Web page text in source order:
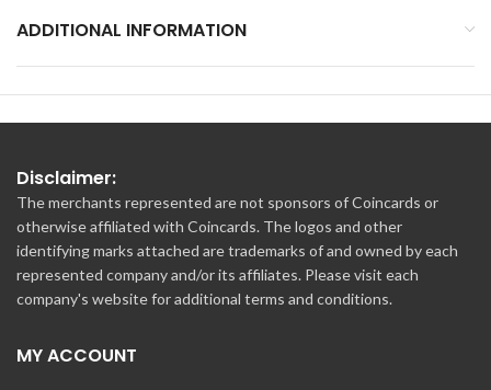
ADDITIONAL INFORMATION
Disclaimer:
The merchants represented are not sponsors of Coincards or
otherwise affiliated with Coincards. The logos and other
identifying marks attached are trademarks of and owned by each
represented company and/or its affiliates. Please visit each
company's website for additional terms and conditions.
MY ACCOUNT